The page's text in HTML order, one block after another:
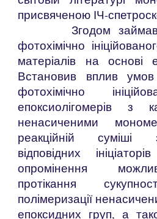
присвяченою ІЧ-
Згодом
фотохімічно
матеріалів на основі
Встановив вплив
фотохімічно
епоксиолігомерів з
ненасиченими
реакційній суміші
відповідних
опромінення
протікання
полімеризації
епоксидних груп, а